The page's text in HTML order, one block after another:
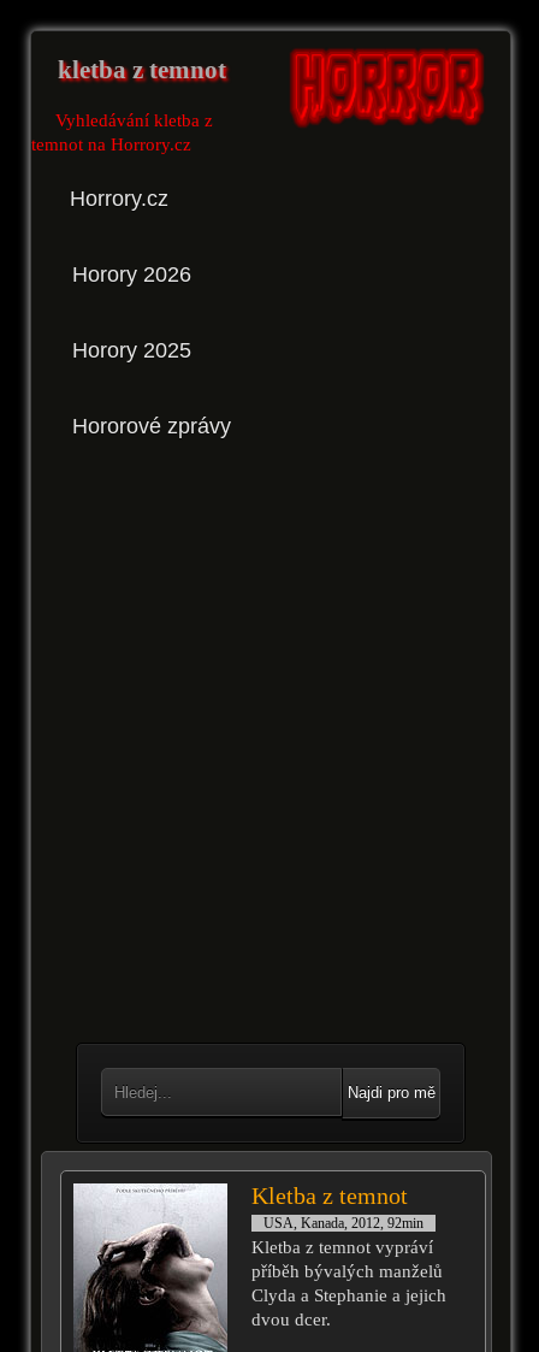
kletba z temnot
Vyhledávání kletba z
temnot na Horrory.cz
Horrory.cz
Horory 2026
Horory 2025
Hororové zprávy
Najdi pro mě
Kletba z temnot
USA, Kanada, 2012, 92min
Kletba z temnot vypráví
příběh bývalých manželů
Clyda a Stephanie a jejich
dvou dcer.